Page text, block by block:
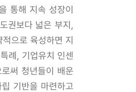
통해 지속 성장이
권보다 넓은 부지,
으로 육성하면 지
례, 기업유치 인센
써 청년들이 배운
기반을 마련하고